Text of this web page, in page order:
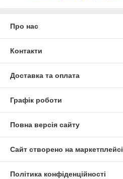
Про нас
Контакти
Доставка та оплата
Графік роботи
Повна версія сайту
Сайт створено на маркетплейсі
Політика конфіденційності